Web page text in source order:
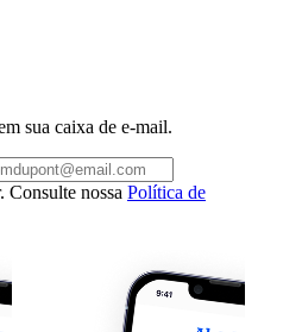
sua caixa de e-mail.
Consulte nossa Política de